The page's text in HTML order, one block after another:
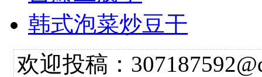
韩式泡菜炒豆干
欢迎投稿：